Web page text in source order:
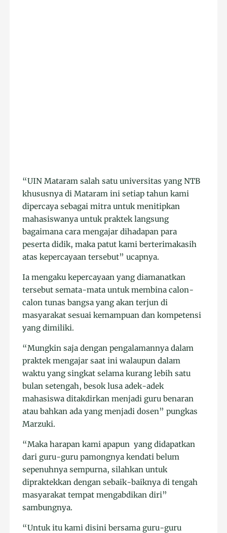
“UIN Mataram salah satu universitas yang NTB
khususnya di Mataram ini setiap tahun kami
dipercaya sebagai mitra untuk menitipkan
mahasiswanya untuk praktek langsung
bagaimana cara mengajar dihadapan para
peserta didik, maka patut kami berterimakasih
atas kepercayaan tersebut” ucapnya.
Ia mengaku kepercayaan yang diamanatkan
tersebut semata-mata untuk membina calon-
calon tunas bangsa yang akan terjun di
masyarakat sesuai kemampuan dan kompetensi
yang dimiliki.
“Mungkin saja dengan pengalamannya dalam
praktek mengajar saat ini walaupun dalam
waktu yang singkat selama kurang lebih satu
bulan setengah, besok lusa adek-adek
mahasiswa ditakdirkan menjadi guru benaran
atau bahkan ada yang menjadi dosen” pungkas
Marzuki.
“Maka harapan kami apapun yang didapatkan
dari guru-guru pamongnya kendati belum
sepenuhnya sempurna, silahkan untuk
dipraktekkan dengan sebaik-baiknya di tengah
masyarakat tempat mengabdikan diri”
sambungnya.
“Untuk itu kami disini bersama guru-guru